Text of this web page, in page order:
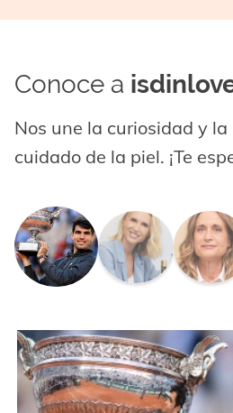
Conoce a
Nos une la curiosidad y la
cuidado de la piel. ¡Te